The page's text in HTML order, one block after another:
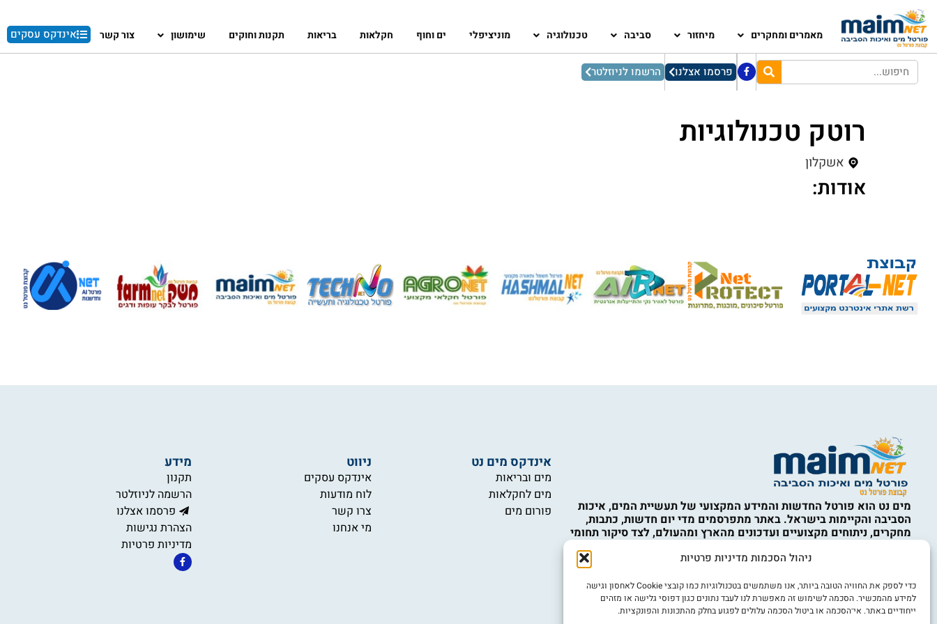
ניהול הסכמות מדיניות פרטיות
כדי לספק את החוויה הטובה ביותר, אנו משתמשים בטכנולוגיות כמו קובצי Cookie לאחסון וגישה
למידע מהמכשיר. הסכמה לשימוש זה מאפשרת לנו לעבד נתונים כגון דפוסי גלישה או מזהים
ייחודיים באתר. אי־הסכמה או ביטול הסכמה עלולים לפגוע בחלק מהתכונות והפונקציות.
מאמרים ומחקרים מיחזור סביבה טכנולוגיה מוניציפלי ים וחוף חקלאות בריאות תקנות וחוקים שימושון צור קשר אינדקס עסקים
פרסמו אצלנו הרשמו לניוזלטר
רוטק טכנולוגיות
אשקלון
אודות:
מים נט הוא פורטל החדשות והמידע המקצועי של תעשיית המים, איכות
הסביבה והקיימות בישראל. באתר מתפרסמים מדי יום חדשות, כתבות,
מחקרים, ניתוחים מקצועיים ועדכונים מהארץ ומהעולם, לצד סיקור תחומי
המים, ההתפלה, תשתיות מים וביוב, השבת קולחין, השקיה, איכות המים,
איכות הסביבה, מחזור, טיפול בפסולת, קיימות, כלכלה מעגלית, טכנולוגיות
מהווים ייעוץ מקצועי, הנדסי, סביבתי, משפטי או אחר. השימוש במידע
הוא באחריות המשתמש ובכפוף לתקנון האתר ולמדיניות הפרטיות.
אינדקס מים נט
מים ובריאות
מים לחקלאות
פורום מים
ניווט
אינדקס עסקים
לוח מודעות
צרו קשר
מי אנחנו
מידע
תקנון
הרשמה לניוזלטר
פרסמו אצלנו
הצהרת נגישות
מדיניות פרטיות